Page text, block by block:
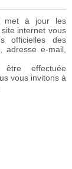
met à jour les
internet vous
officielles des
adresse e-mail,
effectuée
vous invitons à